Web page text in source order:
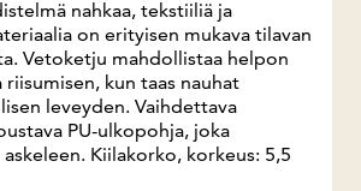
nahkaa, tekstiiliä ja
on erityisen mukava tilavan
Vetoketju mahdollistaa helpon
riisumisen, kun taas nauhat
leveyden. Vaihdettava
PU-ulkopohja, joka
Kiilakorko, korkeus: 5,5